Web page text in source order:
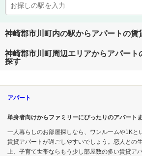
神崎郡市川町内の駅からアパートの賃
神崎郡市川町周辺エリアからアパート
探す
アパート
単身者向けからファミリーにぴったりのアパートま
一人暮らしのお部屋探しなら、ワンルームや1Kと
賃貸アパートが過ごしやすいでしょう。恋人との
上、子育て世帯ならもう少し部屋数の多い賃貸ア